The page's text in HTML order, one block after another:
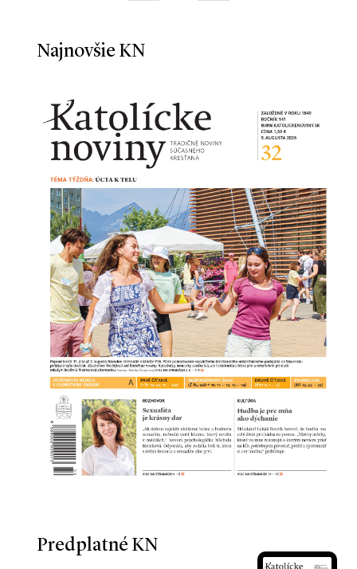
Najnovšie KN
Predplatné KN